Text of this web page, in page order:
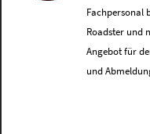
Fachpersonal
Roadster und
Angebot für
und